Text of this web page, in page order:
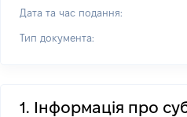
Дата та час подання:
Тип документа:
1. Інформація про